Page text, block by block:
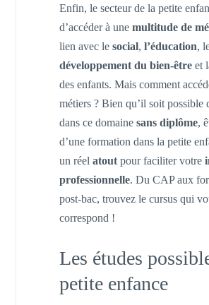
Enfin, le secteur de la petite
d’accéder à une multitude de
lien avec le social, l’éducation,
développement du bien-êtreet
des enfants. Mais comment
métiers ? Bien qu’il soit possible
dans ce domaine sans diplôme,
d’une formation dans la petite
un réel atoutpour faciliter votre
professionnelle. Du CAP aux
post-bac, trouvez le cursus qui
correspond !
Les études
petite enfance